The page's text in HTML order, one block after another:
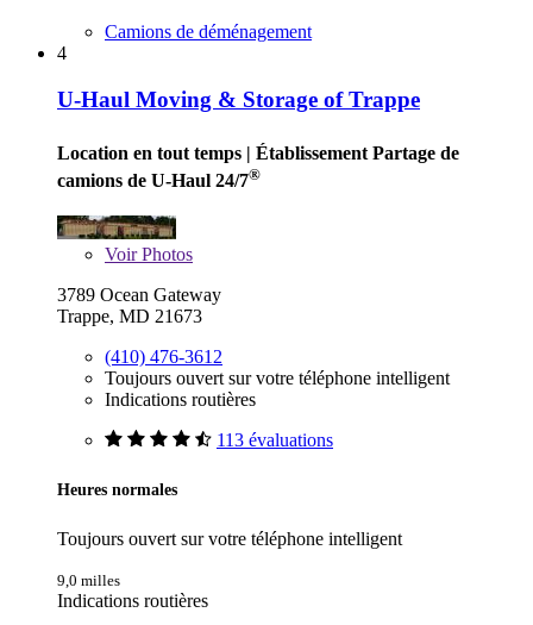
Camions de déménagement
4
U-Haul Moving & Storage of Trappe
Location en tout temps | Établissement Partage de
camions de U-Haul 24/7®
VoirPhotos
3789 Ocean Gateway
Trappe, MD 21673
(410) 476-3612
Toujours ouvert sur votre téléphone intelligent
Indications routières
113 évaluations
Heures normales
Toujours ouvert sur votre téléphone intelligent
9,0 milles
Indications routières